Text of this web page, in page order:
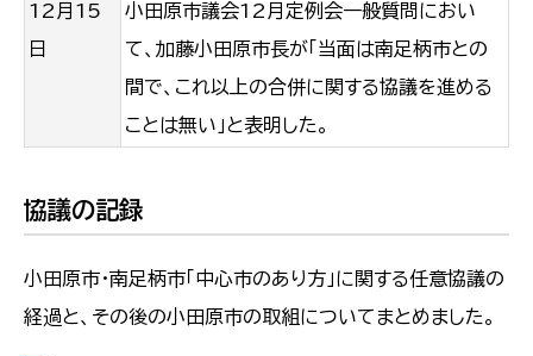
12月15
日
小田原市議会12月定例会一般質問におい
て、加藤小田原市長が「当面は南足柄市との
間で、これ以上の合併に関する協議を進める
ことは無い」と表明した。
協議の記録
小田原市・南足柄市「中心市のあり方」に関する任意協議の
経過と、その後の小田原市の取組についてまとめました。